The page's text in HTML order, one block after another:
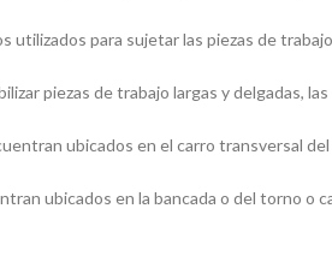
para sujetar las piezas de
piezas de trabajo largas y delgadas,
ubicados en el carro transversal
ubicados en la bancada o del torno o